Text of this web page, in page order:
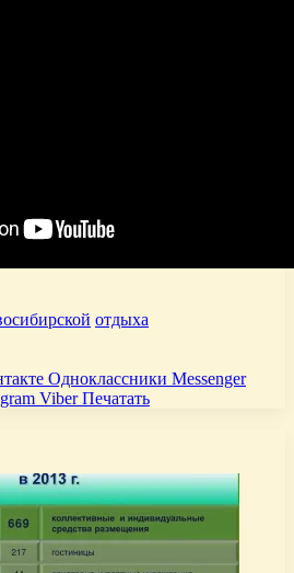
отдыха
Одноклассники Messenger
Viber Печатать